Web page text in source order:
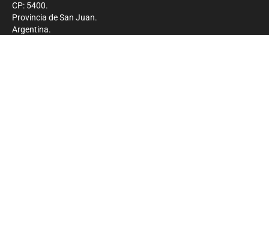
CP: 5400.
Provincia de San Juan.
Argentina.